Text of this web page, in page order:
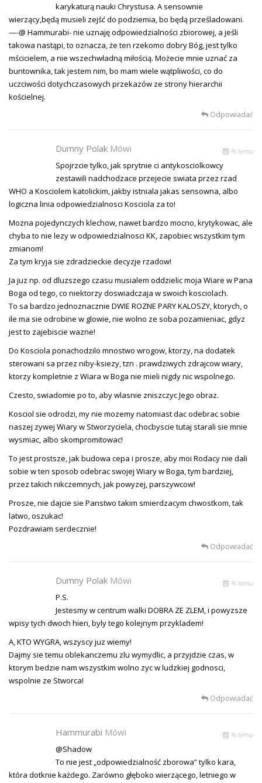
karykaturą nauki Chrystusa. A sensownie
wierzący,będą musieli zejść do podziemia, bo będą prześladowani.
—-@ Hammurabi- nie uznaję odpowiedzialności zbiorowej, a jeśli
takowa nastąpi, to oznacza, że ten rzekomo dobry Bóg, jest tylko
mścicielem, a nie wszechwładną miłością. Możecie mnie uznać za
buntownika, tak jestem nim, bo mam wiele wątpliwości, co do
uczciwości dotychczasowych przekazów ze strony hierarchii
kościelnej.
Odpowiadać
Dumny Polak Mówi % temu
Spojrzcie tylko, jak sprytnie ci antykosciolkowcy
zestawili nadchodzace przejecie swiata przez rzad
WHO a Kosciolem katolickim, jakby istniala jakas sensowna, albo
logiczna linia odpowiedzialnosci Kosciola za to!
Mozna pojedynczych klechow, nawet bardzo mocno, krytykowac, ale
chyba to nie lezy w odpowiedzialnosci KK, zapobiec wszystkim tym
zmianom!
Za tym kryja sie zdradzieckie decyzje rzadow!
Ja juz np. od dluzszego czasu musialem oddzielic moja Wiare w Pana
Boga od tego, co niektorzy doswiadczaja w swoich kosciolach.
To sa bardzo jednoznacznie DWIE ROZNE PARY KALOSZY, ktorych, o
ile ma sie odrobine w glowie, nie wolno ze soba pozamieniac, gdyz
jest to zajebiscie wazne!
Do Kosciola ponachodzilo mnostwo wrogow, ktorzy, na dodatek
sterowani sa przez niby-ksiezy, tzn . prawdziwych zdrajcow wiary,
ktorzy kompletnie z Wiara w Boga nie mieli nigdy nic wspolnego.
Czesto, swiadomie po to, aby wlasnie zniszczyc Jego obraz.
Kosciol sie odrodzi, my nie mozemy natomiast dac odebrac sobie
naszej zywej Wiary w Stworzyciela, chocbyscie tutaj starali sie mnie
wysmiac, albo skompromitowac!
To jest prostsze, jak budowa cepa i prosze, aby moi Rodacy nie dali
sobie w ten sposob odebrac swojej Wiary w Boga, tym bardziej,
przez takich nikczemnych, jak powyzej, parszywcow!
Prosze, nie dajcie sie Panstwo takim smierdzacym chwostkom, tak
latwo, oszukac!
Pozdrawiam serdecznie!
Odpowiadać
Dumny Polak Mówi % temu
P.S.
Jestesmy w centrum walki DOBRA ZE ZLEM, i powyzsze
wpisy tych dwoch hien, byly tego kolejnym przykladem!
A, KTO WYGRA, wszyscy juz wiemy!
Dajmy sie temu oblekanczemu zlu wymydlic, a przyjdzie czas, w
ktorym bedzie nam wszystkim wolno zyc w ludzkiej godnosci,
wspolnie ze Stworca!
Odpowiadać
Hammurabi Mówi % temu
@Shadow
To nie jest „odpowiedzialność zborowa” tylko kara,
która dotknie każdego. Zarówno głęboko wierzącego, letniego w